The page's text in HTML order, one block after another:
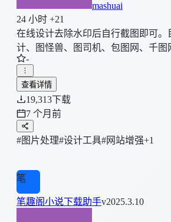
mashuai
24 小时 +21
在线设计去除水印后自行截图即可。
计、图怪兽、图司机、包图网、千图
设计、魔力设、觅知网。
-
查看详情
19,313下载
7 个月前
#图片处理#设计工具#网站增强+1
笔
笔趣阁小说下载助手v2025.3.10